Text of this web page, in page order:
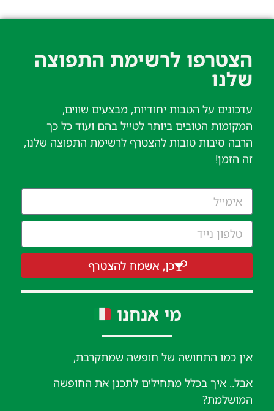
הצטרפו לרשימת התפוצה
שלנו​
עדכונים על הטבות יחודיות, מבצעים שווים,
המקומות הטובים ביותר לטייל בהם ועוד כל כך
הרבה סיבות טובות להצטרף לרשימת התפוצה שלנו,
זה הזמן!
כן, אשמח להצטרף
מי אנחנו
אין כמו התחושה של חופשה שמתקרבת,
אבל.. איך בכלל מתחילים לתכנן את החופשה
המושלמת?